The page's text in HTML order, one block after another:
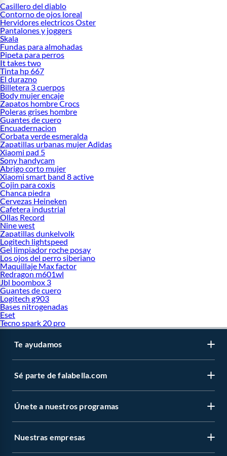
Casillero del diablo
Contorno de ojos loreal
Hervidores electricos Oster
Pantalones y joggers
Skala
Fundas para almohadas
Pipeta para perros
It takes two
Tinta hp 667
El durazno
Billetera 3 cuerpos
Body mujer encaje
Zapatos hombre Crocs
Poleras grises hombre
Guantes de cuero
Encuadernacion
Corbata verde esmeralda
Zapatillas urbanas mujer Adidas
Xiaomi pad 5
Sony handycam
Abrigo corto mujer
Xiaomi smart band 8 active
Cojin para coxis
Chanca piedra
Cervezas Heineken
Cafetera industrial
Ollas Record
Nine west
Zapatillas dunkelvolk
Logitech lightspeed
Gel limpiador roche posay
Los ojos del perro siberiano
Maquillaje Max factor
Redragon m601wl
Jbl boombox 3
Guantes de cuero
Logitech g903
Bases nitrogenadas
Eset
Tecno spark 20 pro
Te ayudamos
Sé parte de falabella.com
Únete a nuestros programas
Nuestras empresas